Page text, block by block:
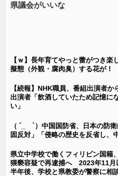
県議会がいいな
【ｗ】長年育てやっと蕾がつき楽
擬態（外観・腐肉臭）する花が！
【続報】NHK職員、番組出演者
出演者「飲酒していたため記憶に
い」
（ ´_ゝ`）中国国防省、日本の防
固反対」「侵略の歴史を反省し、
県立中学校で働くフィリピン国籍
猥褻容疑で再逮捕へ 2023年11月
半年後、学校と県教委が警察に相